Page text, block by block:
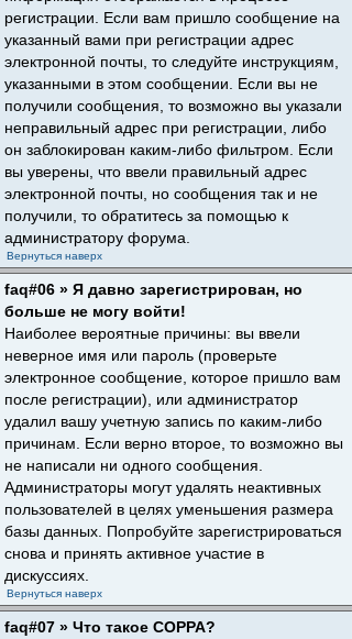
регистрации. Если вам пришло сообщение на
указанный вами при регистрации адрес
электронной почты, то следуйте инструкциям,
указанными в этом сообщении. Если вы не
получили сообщения, то возможно вы указали
неправильный адрес при регистрации, либо
он заблокирован каким-либо фильтром. Если
вы уверены, что ввели правильный адрес
электронной почты, но сообщения так и не
получили, то обратитесь за помощью к
администратору форума.
Вернуться наверх
faq#06 » Я давно зарегистрирован, но
больше не могу войти!
Наиболее вероятные причины: вы ввели
неверное имя или пароль (проверьте
электронное сообщение, которое пришло вам
после регистрации), или администратор
удалил вашу учетную запись по каким-либо
причинам. Если верно второе, то возможно вы
не написали ни одного сообщения.
Администраторы могут удалять неактивных
пользователей в целях уменьшения размера
базы данных. Попробуйте зарегистрироваться
снова и принять активное участие в
дискуссиях.
Вернуться наверх
faq#07 » Что такое COPPA?